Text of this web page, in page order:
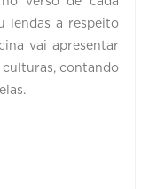
lendas a respeito
vai apresentar
culturas, contando